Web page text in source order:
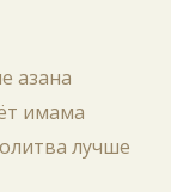
азана
имама
лучше